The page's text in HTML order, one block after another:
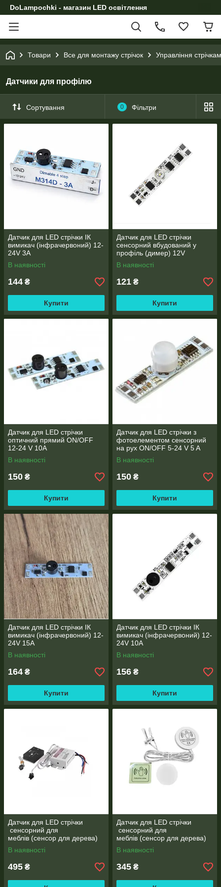
DoLampochki - магазин LED освітлення
Товари Все для монтажу стрічок Управління
Датчики для профілю
Сортування 0 Фільтри
Датчик для LED стрічки ІК
вимикач (інфрачервоний) 12-
24V 3А
В наявності
144 ₴
Купити
Датчик для LED стрічки
сенсорний вбудований у
профіль (димер) 12V
В наявності
121 ₴
Купити
Датчик для LED стрічки
оптичний прямий ON/OFF
12-24 V 10A
В наявності
150 ₴
Купити
Датчик для LED стрічки з
фотоелементом сенсорний
на рух ON/OFF 5-24 V 5 A
В наявності
150 ₴
Купити
Датчик для LED стрічки ІК
вимикач (інфрачервоний) 12-
24V 15А
В наявності
164 ₴
Купити
Датчик для LED стрічки ІК
вимикач (інфрачервоний) 12-
24V 10А
В наявності
156 ₴
Купити
Датчик для LED стрічки​​​​​​​
сенсорний для
меблів (сенсор для дерева)
DC220V
В наявності
495 ₴
Датчик для LED стрічки​​​​​​​
сенсорний для
меблів (сенсор для дерева)
DC12-24V
В наявності
345 ₴